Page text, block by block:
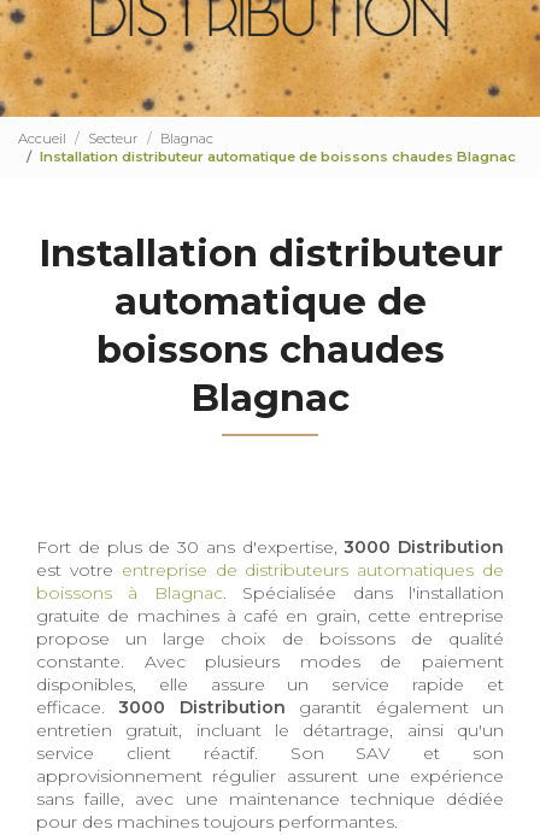
Accueil Secteur
Blagnac
Installation distributeur automatique de boissons chaudes Blagnac
Installation distributeur
automatique de
boissons chaudes
Blagnac
Fort de plus de 30 ans d'expertise,3000 Distribution
est votre entreprise de distributeurs automatiques de
boissons à Blagnac. Spécialisée dans l'installation
gratuite de machines à café en grain, cette entreprise
propose un large choix de boissons de qualité
constante. Avec plusieurs modes de paiement
disponibles, elle assure un service rapide et
efficace.3000 Distribution garantit également un
entretien gratuit, incluant le détartrage, ainsi qu'un
service client réactif. Son SAV et son
approvisionnement régulier assurent une expérience
sans faille, avec une maintenance technique dédiée
pour des machines toujours performantes.